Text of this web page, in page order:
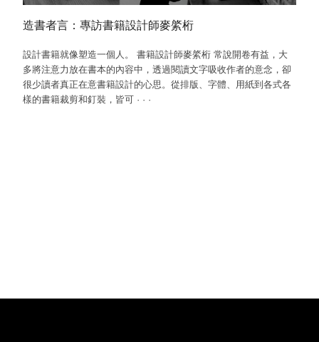
造書者言：專訪書籍設計師麥綮桁
設計書籍就像塑造一個人。 書籍設計師麥綮桁 常說開卷有益，大
多將注意力放在書本的內容中，透過閱讀文字吸收作者的意念，卻
很少讀者真正在意書籍設計的心思。從排版、字體、用紙到各式各
樣的書籍裁剪和釘裝，皆可 · · ·